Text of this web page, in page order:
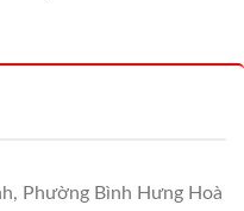
Phường Bình Hưng Hoà